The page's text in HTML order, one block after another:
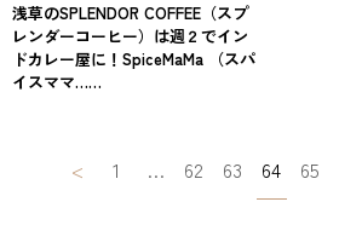
浅草のSPLENDOR COFFEE（スプ
レンダーコーヒー）は週２でイン
ドカレー屋に！SpiceMaMa （スパ
イスママ……
稿
< 1 … 62 63 64 65